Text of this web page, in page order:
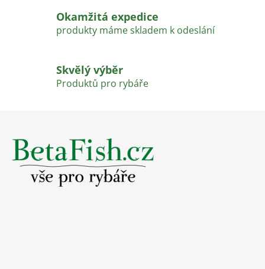
p
i
Okamžitá expedice
produkty máme skladem k odeslání
Skvělý výběr
Produktů pro rybáře